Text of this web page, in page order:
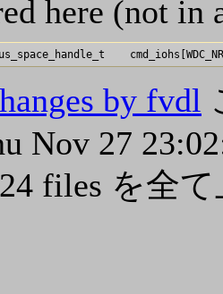
here (not in
by fvdl
Nov 27
files を全